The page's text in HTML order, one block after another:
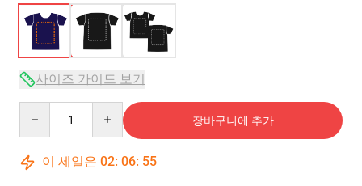
사이즈 가이드 보기
장바구니에 추가
이 세일은 02: 06: 54